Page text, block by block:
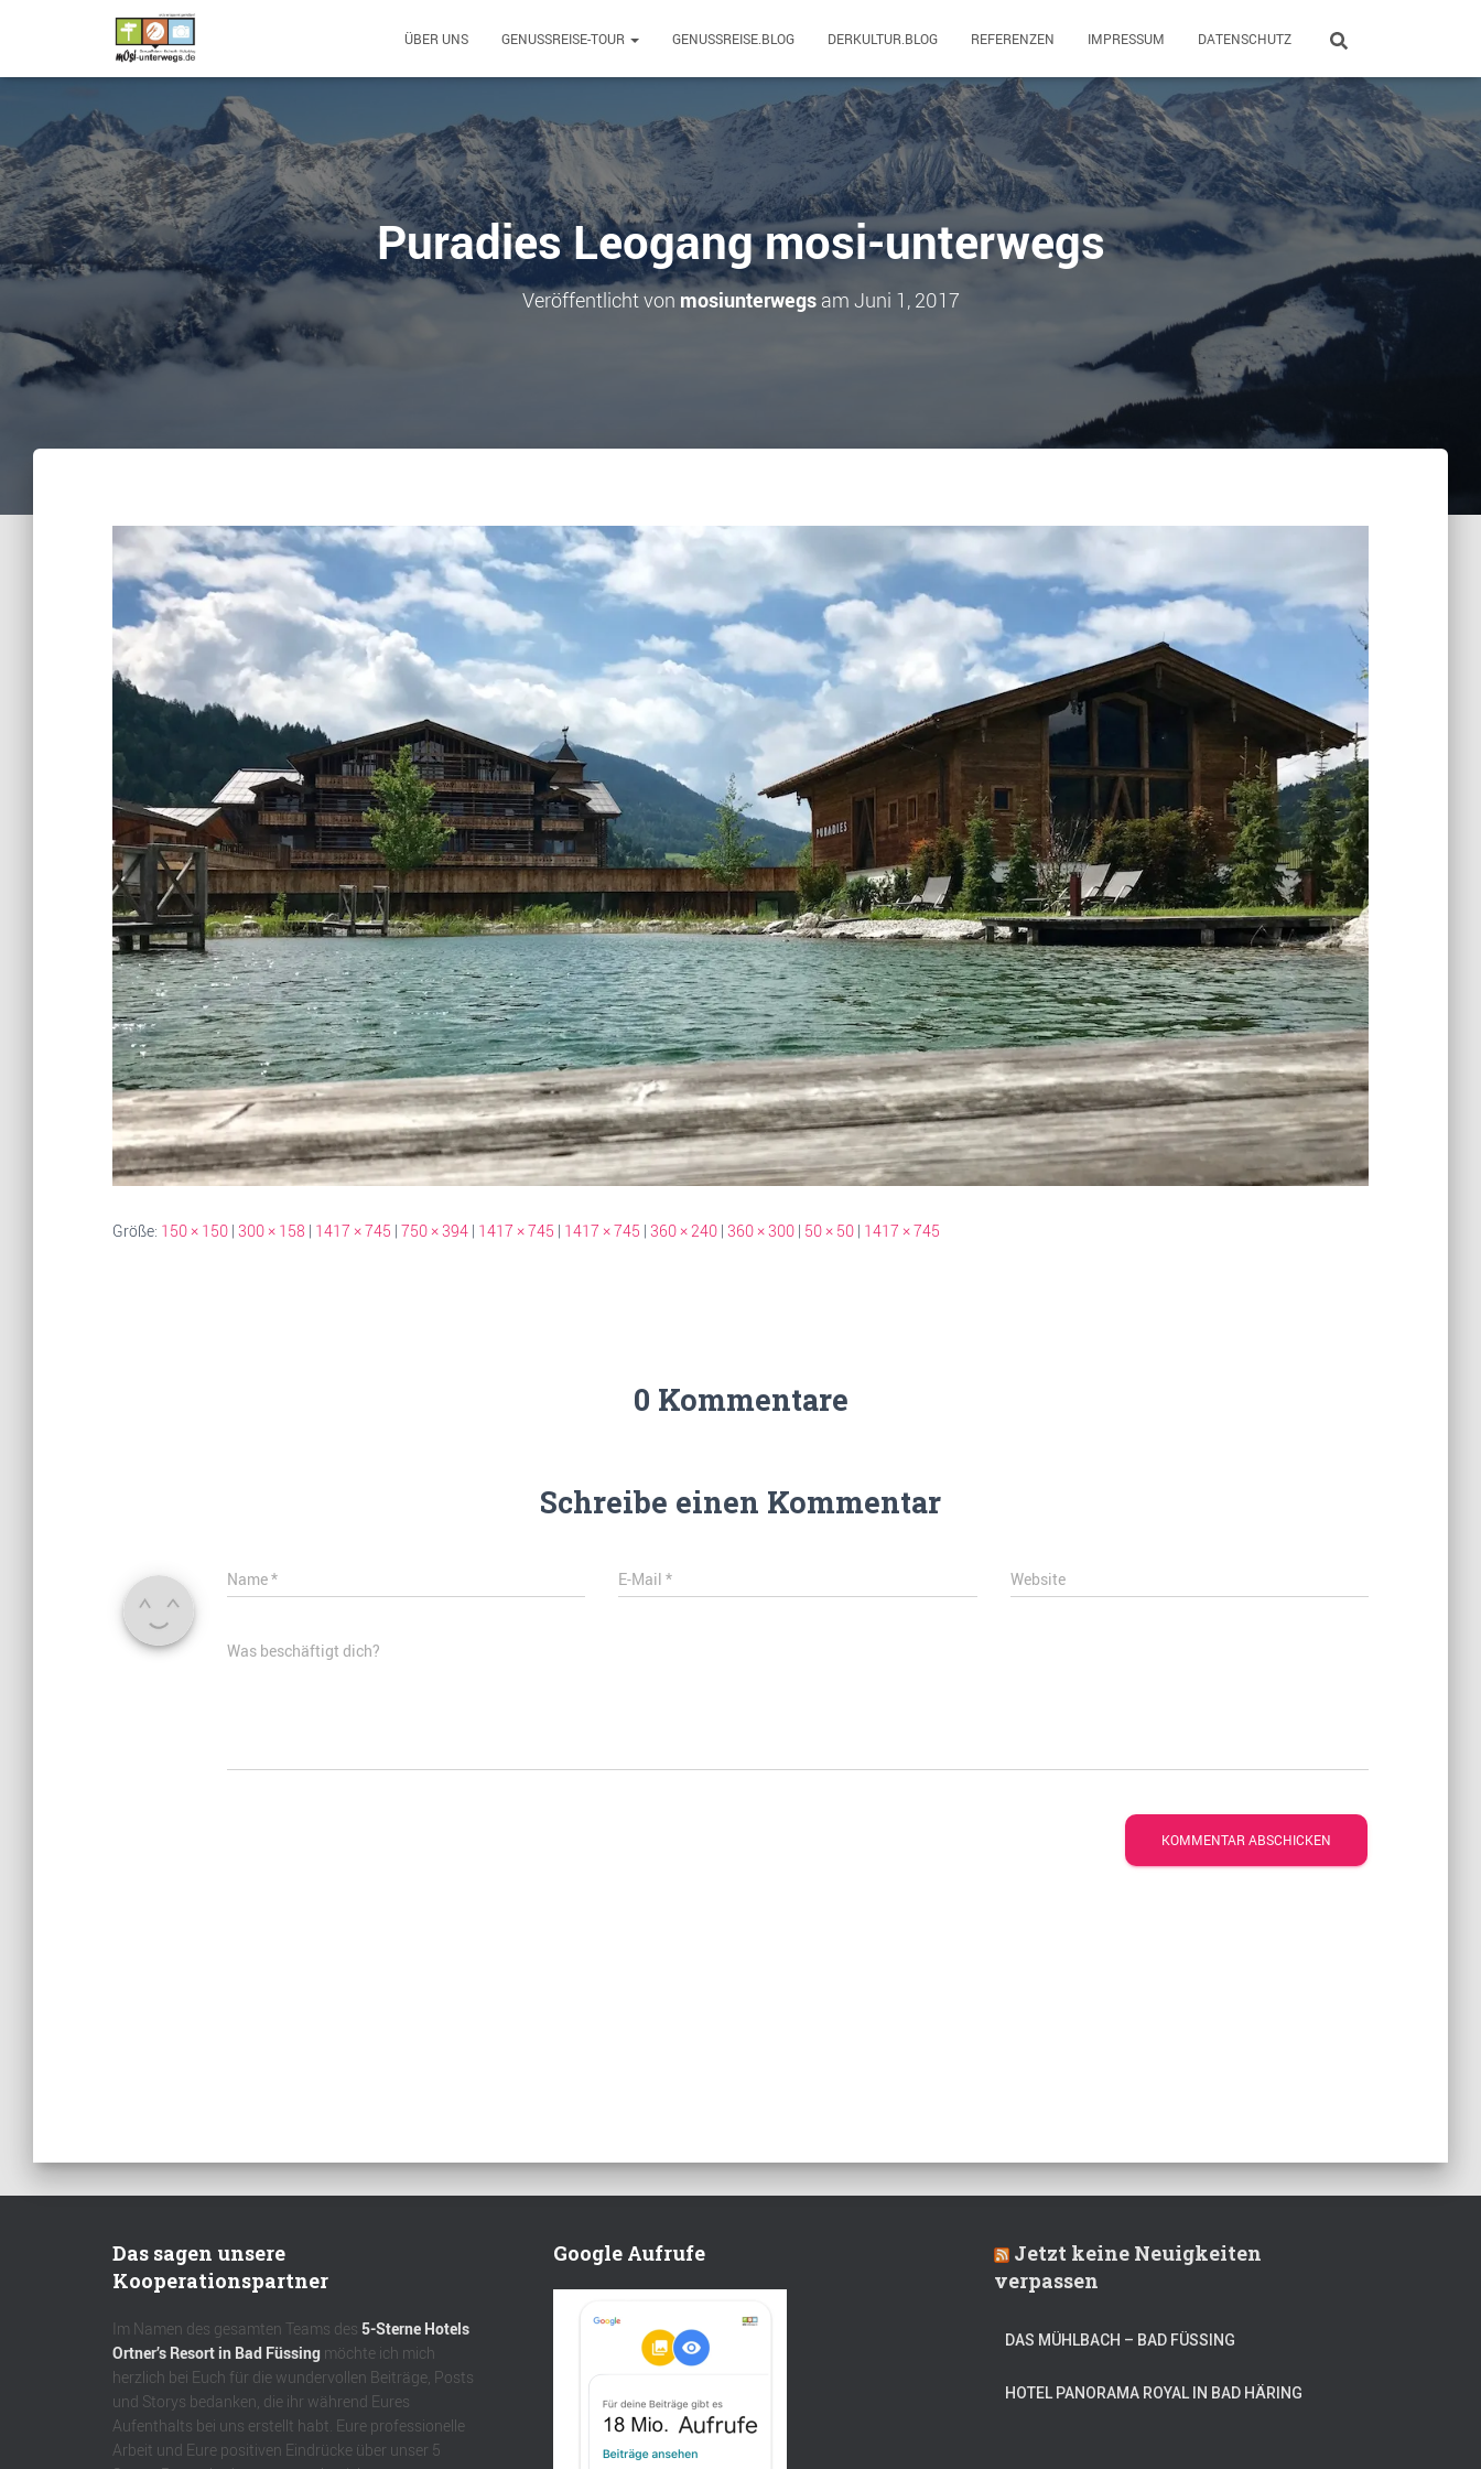
ÜBER UNS GENUSSREISE-TOUR GENUSSREISE.BLOG DERKULTUR.BLOG REFERENZEN IMPRESSUM DATENSCHUTZ
Puradies Leogang mosi-unterwegs
Veröffentlicht von mosiunterwegsam Juni 1, 2017
Größe: 150 × 150 | 300 × 158 | 1417 × 745 | 750 × 394 | 1417 × 745 | 1417 × 745 | 360 × 240 | 360 × 300 | 50 × 50 | 1417 × 745
0 Kommentare
Schreibe einen Kommentar
Name* E-Mail* Website
Was beschäftigt dich?
Das sagen unsere
Kooperationspartner
Im Namen des gesamten Teams des 5-Sterne Hotels
Ortner’s Resort in Bad Füssing möchte ich mich
herzlich bei Euch für die wundervollen Beiträge, Posts
und Storys bedanken, die ihr während Eures
Aufenthalts bei uns erstellt habt. Eure professionelle
Arbeit und Eure positiven Eindrücke über unser 5
Google Aufrufe
Jetzt keine Neuigkeiten
verpassen
DAS MÜHLBACH – BAD FÜSSING
HOTEL PANORAMA ROYAL IN BAD HÄRING